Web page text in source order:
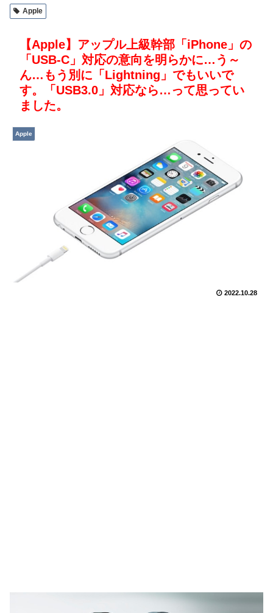
Apple
【Apple】アップル上級幹部「iPhone」の
「USB-C」対応の意向を明らかに…う～
ん…もう別に「Lightning」でもいいで
す。「USB3.0」対応なら…って思ってい
ました。
Apple
2022.10.28